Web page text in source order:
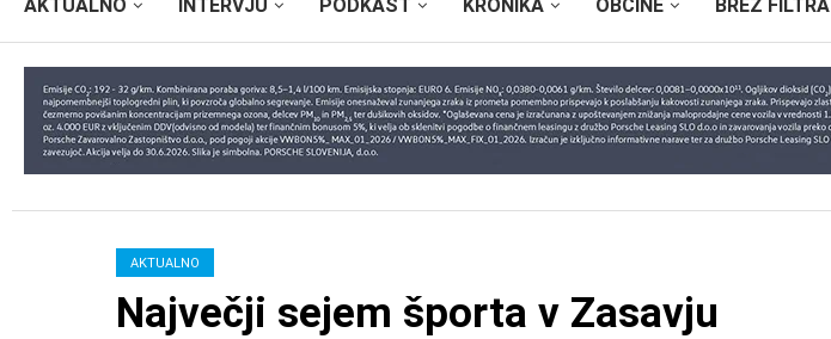
AKTUALNO INTERVJU PODKAST KRONIKA OBČINE BREZ FILTRA
AKTUALNO
Največji sejem športa v Zasavju